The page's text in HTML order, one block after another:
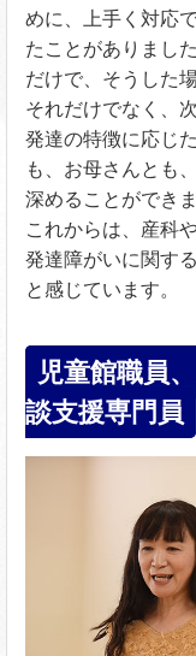
めに、上手く対応
たことがありまし
だけで、そうした
それだけでなく、
発達の特徴に応じ
も、お母さんとも
深めることができま
これからは、産科
発達障がいに関す
と感じています。
児童館職員
談支援専門員